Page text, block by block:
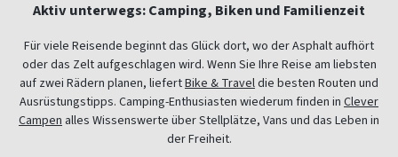
Aktiv unterwegs: Camping, Biken und Familienzeit
Für viele Reisende beginnt das Glück dort, wo der Asphalt aufhört
oder das Zelt aufgeschlagen wird. Wenn Sie Ihre Reise am liebsten
auf zwei Rädern planen, liefertBike & Traveldie besten Routen und
Ausrüstungstipps. Camping-Enthusiasten wiederum finden in Clever
Campen alles Wissenswerte über Stellplätze, Vans und das Leben in
der Freiheit.